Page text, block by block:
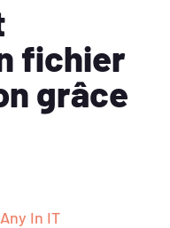
fichier
grâce
Any In IT